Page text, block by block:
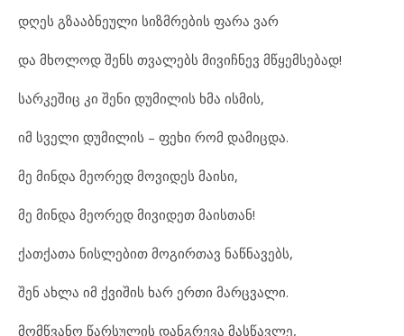
დღეს გზააბნეული სიზმრების ფარა ვარ
და მხოლოდ შენს თვალებს მივიჩნევ მწყემსებად!
სარკეშიც კი შენი დუმილის ხმა ისმის,
იმ სველი დუმილის – ფეხი რომ დამიცდა.
მე მინდა მეორედ მოვიდეს მაისი,
მე მინდა მეორედ მივიდეთ მაისთან!
ქათქათა ნისლებით მოგირთავ ნაწნავებს,
შენ ახლა იმ ქვიშის ხარ ერთი მარცვალი.
მომწვანო წარსულის დანგრევა მასწავლე,